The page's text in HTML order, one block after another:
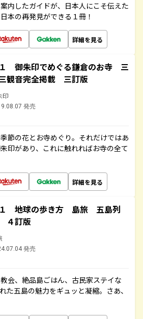
内したガイドが、日本人にこそ伝えた
本の再発見ができる１冊！
詳細を見る
御朱印でめぐる鎌倉のお寺 三
観音完全掲載 三訂版
印
発売
節の花とお寺めぐり。それだけではあ
印があり、これに触れればお寺の全て
詳細を見る
地球の歩き方 島旅 五島列
４訂版
発売
会、絶品島ごはん、古民家ステイな
た五島の魅力をギュッと凝縮。さあ、